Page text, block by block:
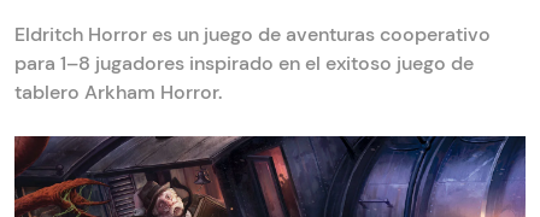
Eldritch Horror es un juego de aventuras cooperativo
para 1–8 jugadores inspirado en el exitoso juego de
tablero Arkham Horror.